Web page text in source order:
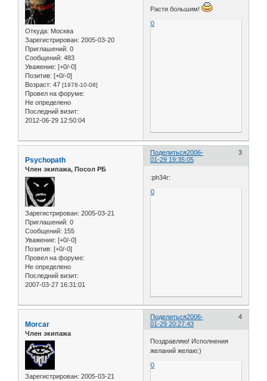
Откуда: Москва
Зарегистрирован: 2005-03-20
Приглашений: 0
Сообщений: 483
Уважение: [+0/-0]
Позитив: [+0/-0]
Возраст: 47 [1978-10-08]
Провел на форуме:
Не определено
Последний визит:
2012-06-29 12:50:04
Расти большим!
0
Поделиться 3
2006-
01-29 19:35:05
Psychopath
Член экипажа, Посол РБ
Зарегистрирован: 2005-03-21
Приглашений: 0
Сообщений: 155
Уважение: [+0/-0]
Позитив: [+0/-0]
Провел на форуме:
Не определено
Последний визит:
2007-03-27 16:31:01
:ph34r:
0
Поделиться 4
2006-
01-29 20:27:43
Morcar
Член экипажа
Зарегистрирован: 2005-03-21
Поздравляю! Исполнения
желаний желаю:)
0